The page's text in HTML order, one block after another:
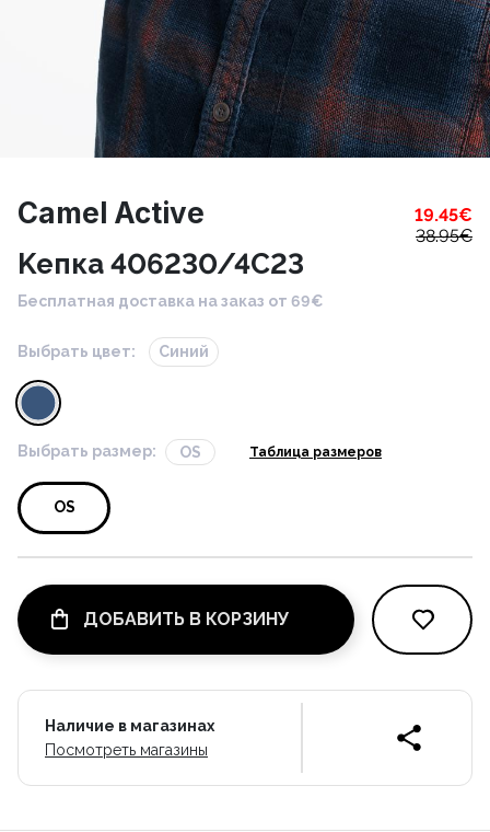
Camel Active 19.45€
38.95€
Kепка 406230/4C23
Бесплатная доставка на заказ от 69€
Выбрать цвет: Синий
Выбрать размер: OS Таблица размеров
OS
ДОБАВИТЬ В КОРЗИНУ
Наличие в магазинах
Посмотреть магазины